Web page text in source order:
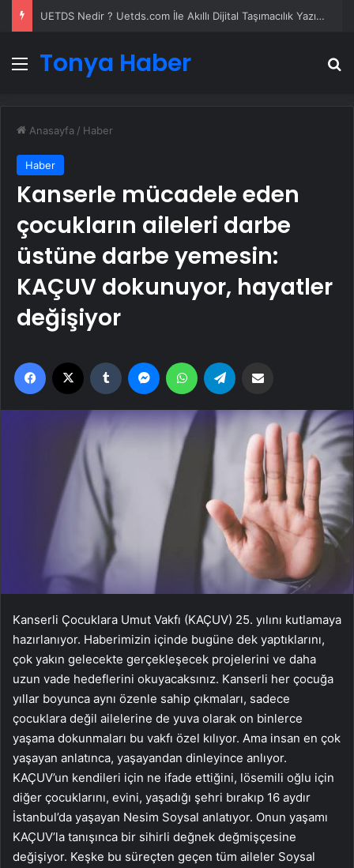
UETDS Nedir ? Uetds.com İle Akıllı Dijital Taşımacılık Yazılımı
Menü
Tonya Haber
Anasayfa / Haber
Haber
Kanserle mücadele eden
çocukların aileleri darbe
üstüne darbe yemesin:
KAÇUV dokunuyor, hayatler
değişiyor
Facebook Tumblr MessengerWhatsApp
Kanserli Çocuklara Umut Vakfı (KAÇUV) 25. yılını kutlamaya
hazırlanıyor. Haberimizin içinde bugüne dek yaptıklarını,
çok yakın gelecekte gerçekleşecek projelerini ve daha
uzun vade hedeflerini okuyacaksınız. Kanserli her çocuğa
yıllar boyunca aynı özenle sahip çıkmaları, sadece
çocuklara değil ailelerine de yuva olarak on binlerce
yaşama dokunmaları bu vakfı özel kılıyor. Ama insan en çok
yaşayan anlatınca, yaşayandan dinleyince anlıyor.
KAÇUV’un kendileri için ne ifade ettiğini, lösemili oğlu için
diğer çocuklarını, evini, yaşadığı şehri bırakıp 16 aydır
İstanbul’da yaşayan Nesim Soysal anlatıyor. Onun yaşamı
KAÇUV’la tanışınca bir sihirli değnek değmişçesine
değişiyor. Keşke bu süreçten geçen tüm aileler Soysal